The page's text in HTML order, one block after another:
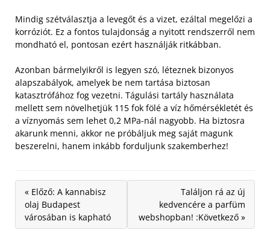
Mindig szétválasztja a levegőt és a vizet, ezáltal megelőzi a
korróziót. Ez a fontos tulajdonság a nyitott rendszerről nem
mondható el, pontosan ezért használják ritkábban.
Azonban bármelyikről is legyen szó, léteznek bizonyos
alapszabályok, amelyek be nem tartása biztosan
katasztrófához fog vezetni. Tágulási tartály használata
mellett sem növelhetjük 115 fok fölé a víz hőmérsékletét és
a víznyomás sem lehet 0,2 MPa-nál nagyobb. Ha biztosra
akarunk menni, akkor ne próbáljuk meg saját magunk
beszerelni, hanem inkább forduljunk szakemberhez!
« Előző: A kannabisz
olaj Budapest
városában is kapható
Találjon rá az új
kedvencére a parfüm
webshopban! :Következő »